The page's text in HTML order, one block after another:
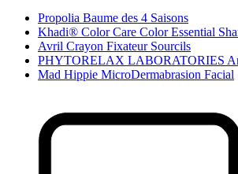
Propolia Baume des 4 Saisons
Khadi® Color Care Color Essential
Avril Crayon Fixateur Sourcils
PHYTORELAX LABORATORIES
Mad Hippie MicroDermabrasion Facial